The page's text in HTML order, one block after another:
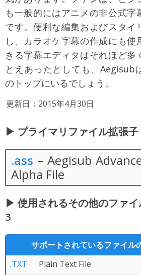
も一般的にはアニメの非公式字
です。便利な編集およびスタイ
し、カラオケ字幕の作成にも
きる字幕エディタはそれほど多
とえあったとしても、Aegisub
のトップにいるでしょう。
更新日：2015年4月30日
▶ プライマリファイル拡張子
.ass – Aegisub
Alpha File
▶ 使用されるその他のファ
3
サポートされているファイル
.TXT
Plain Text File